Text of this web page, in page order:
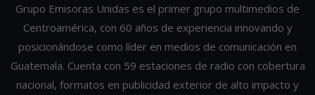
Grupo Emisoras Unidas es el primer grupo multimedios de
Centroamérica, con 60 años de experiencia innovando y
posicionándose como líder en medios de comunicación en
Guatemala. Cuenta con 59 estaciones de radio con cobertura
nacional, formatos en publicidad exterior de alto impacto y